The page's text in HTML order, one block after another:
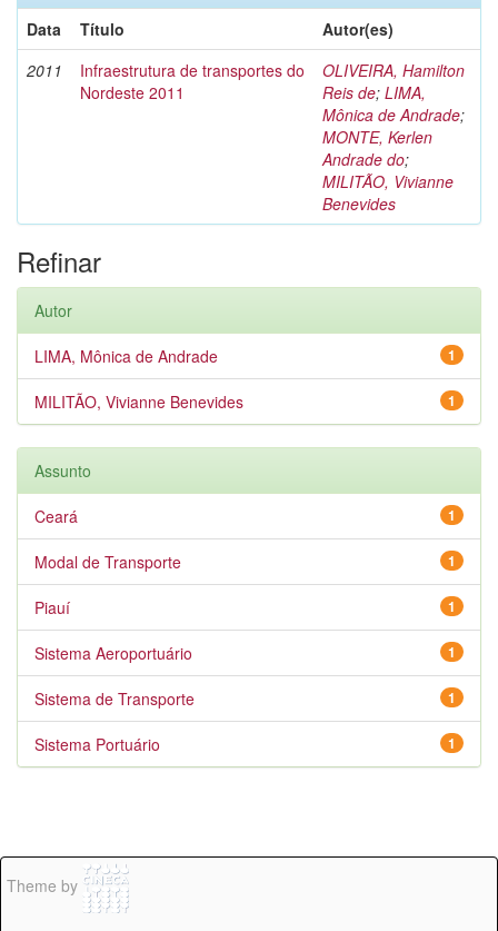
Data
Título
Autor(es)
2011
Infraestrutura de transportes do
Nordeste 2011
OLIVEIRA, Hamilton
Reis de; LIMA,
Mônica de Andrade;
MONTE, Kerlen
Andrade do;
MILITÃO, Vivianne
Benevides
Refinar
Autor
1
LIMA, Mônica de Andrade
1
MILITÃO, Vivianne Benevides
Assunto
1
Ceará
1
Modal de Transporte
1
Piauí
1
Sistema Aeroportuário
1
Sistema de Transporte
1
Sistema Portuário
Theme by